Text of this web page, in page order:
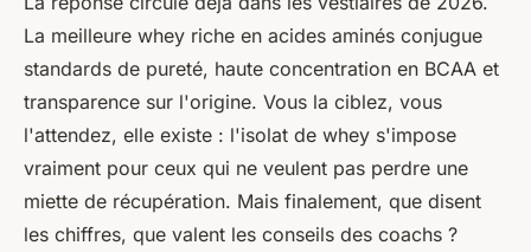
La meilleure whey riche en acides aminés conjugue
standards de pureté, haute concentration en BCAA et
transparence sur l'origine. Vous la ciblez, vous
l'attendez, elle existe : l'isolat de whey s'impose
vraiment pour ceux qui ne veulent pas perdre une
miette de récupération. Mais finalement, que disent
les chiffres, que valent les conseils des coachs ?